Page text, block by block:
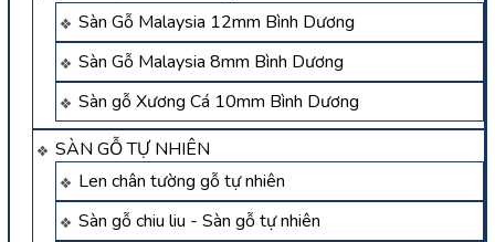
Sàn Gỗ Malaysia 12mm Bình Dương
Sàn Gỗ Malaysia 8mm Bình Dương
Sàn gỗ Xương Cá 10mm Bình Dương
SÀN GỖ TỰ NHIÊN
Len chân tường gỗ tự nhiên
Sàn gỗ chiu liu - Sàn gỗ tự nhiên